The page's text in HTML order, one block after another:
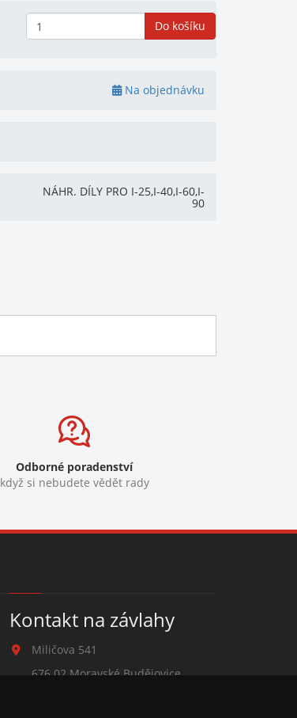
Do košíku
Na objednávku
NÁHR. DÍLY PRO I-25,I-40,I-60,I-
90
Odborné poradenství
když si nebudete vědět rady
Kontakt na závlahy
Miličova 541
676 02 Moravské Budějovice